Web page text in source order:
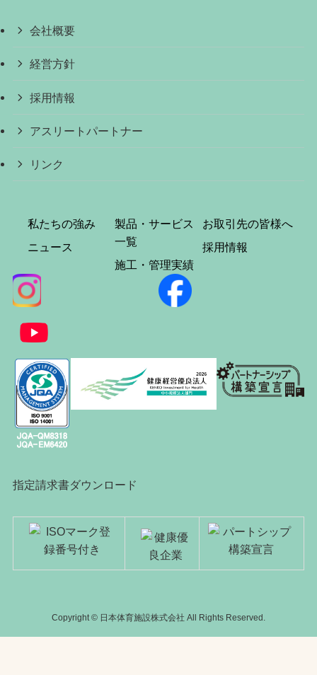
会社概要
経営方針
採用情報
アスリートパートナー
リンク
私たちの強み
ニュース
製品・サービス
一覧
施工・管理実績
お取引先の皆様へ
採用情報
指定請求書ダウンロード
Copyright © 日本体育施設株式会社 All Rights Reserved.